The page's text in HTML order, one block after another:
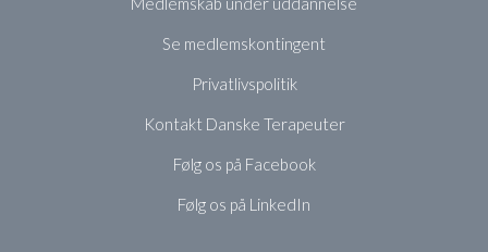
Se medlemskontingent
Privatlivspolitik
Kontakt Danske Terapeuter
Følg os på Facebook
Følg os på LinkedIn